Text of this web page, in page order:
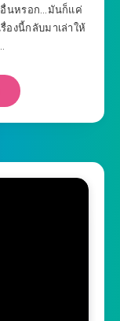
อื่นหรอก…มันก็แค่
องนี้กลับมาเล่าให้